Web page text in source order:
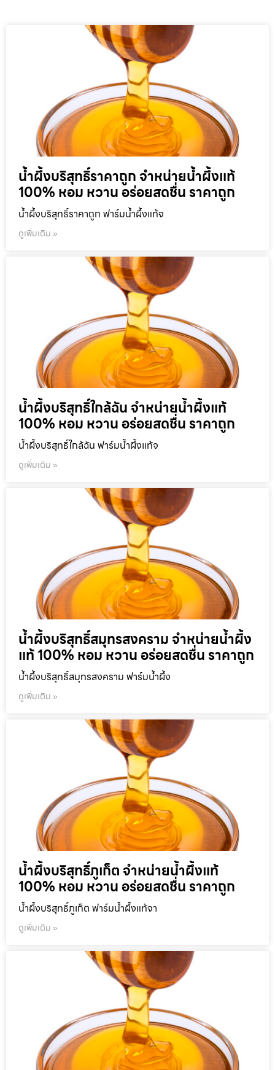
น้ำผึ้งบริสุทธิ์ราคาถูก จำหน่ายน้ำผึ้งแท้
100% หอม หวาน อร่อยสดชื่น ราคาถูก
น้ำผึ้งบริสุทธิ์ราคาถูก ฟาร์มน้ำผึ้งแท้จ
ดูเพิ่มเติม »
น้ำผึ้งบริสุทธิ์ใกล้ฉัน จำหน่ายน้ำผึ้งแท้
100% หอม หวาน อร่อยสดชื่น ราคาถูก
น้ำผึ้งบริสุทธิ์ใกล้ฉัน ฟาร์มน้ำผึ้งแท้จ
ดูเพิ่มเติม »
น้ำผึ้งบริสุทธิ์สมุทรสงคราม จำหน่ายน้ำผึ้ง
แท้ 100% หอม หวาน อร่อยสดชื่น ราคาถูก
น้ำผึ้งบริสุทธิ์สมุทรสงคราม ฟาร์มน้ำผึ้ง
ดูเพิ่มเติม »
น้ำผึ้งบริสุทธิ์ภูเก็ต จำหน่ายน้ำผึ้งแท้
100% หอม หวาน อร่อยสดชื่น ราคาถูก
น้ำผึ้งบริสุทธิ์ภูเก็ต ฟาร์มน้ำผึ้งแท้จา
ดูเพิ่มเติม »